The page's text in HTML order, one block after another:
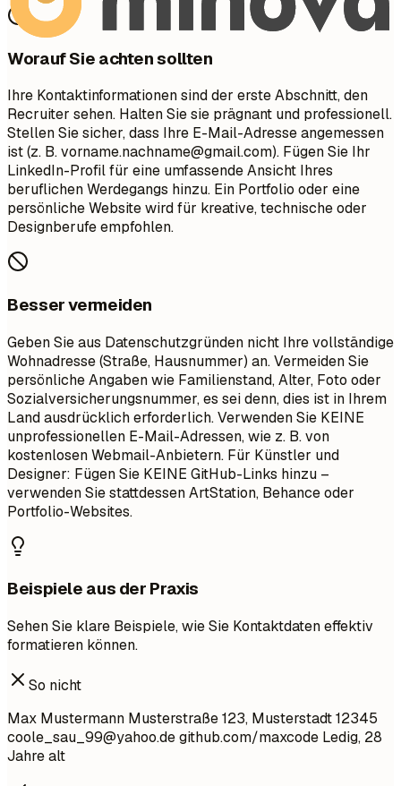
Worauf Sie achten sollten
Ihre Kontaktinformationen sind der erste Abschnitt, den
Recruiter sehen. Halten Sie sie prägnant und professionell.
Stellen Sie sicher, dass Ihre E-Mail-Adresse angemessen
ist (z. B.vorname.nachname@gmail.com). Fügen Sie Ihr
LinkedIn-Profil für eine umfassende Ansicht Ihres
beruflichen Werdegangs hinzu. Ein Portfolio oder eine
persönliche Website wird für kreative, technische oder
Designberufe empfohlen.
Besser vermeiden
Geben Sie aus Datenschutzgründen nicht Ihre vollständige
Wohnadresse (Straße, Hausnummer) an. Vermeiden Sie
persönliche Angaben wie Familienstand, Alter, Foto oder
Sozialversicherungsnummer, es sei denn, dies ist in Ihrem
Land ausdrücklich erforderlich. Verwenden Sie KEINE
unprofessionellen E-Mail-Adressen, wie z. B. von
kostenlosen Webmail-Anbietern. Für Künstler und
Designer: Fügen Sie KEINE GitHub-Links hinzu –
verwenden Sie stattdessen ArtStation, Behance oder
Portfolio-Websites.
Beispiele aus der Praxis
Sehen Sie klare Beispiele, wie Sie Kontaktdaten effektiv
formatieren können.
So nicht
Max Mustermann Musterstraße 123, Musterstadt 12345
coole_sau_99@yahoo.degithub.com/maxcode Ledig, 28
Jahre alt